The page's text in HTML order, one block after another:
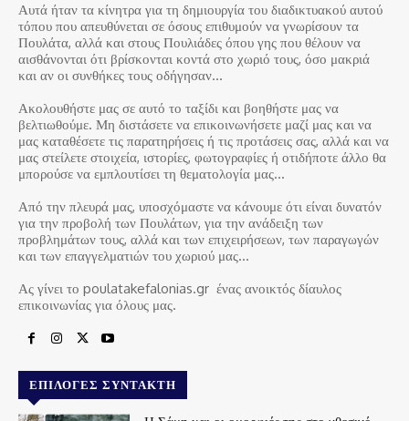
Αυτά ήταν τα κίνητρα για τη δημιουργία του διαδικτυακού αυτού
τόπου που απευθύνεται σε όσους επιθυμούν να γνωρίσουν τα
Πουλάτα, αλλά και στους Πουλιάδες όπου γης που θέλουν να
αισθάνονται ότι βρίσκονται κοντά στο χωριό τους, όσο μακριά
και αν οι συνθήκες τους οδήγησαν…
Ακολουθήστε μας σε αυτό το ταξίδι και βοηθήστε μας να
βελτιωθούμε. Μη διστάσετε να επικοινωνήσετε μαζί μας και να
μας καταθέσετε τις παρατηρήσεις ή τις προτάσεις σας, αλλά και να
μας στείλετε στοιχεία, ιστορίες, φωτογραφίες ή οτιδήποτε άλλο θα
μπορούσε να εμπλουτίσει τη θεματολογία μας…
Από την πλευρά μας, υποσχόμαστε να κάνουμε ότι είναι δυνατόν
για την προβολή των Πουλάτων, για την ανάδειξη των
προβλημάτων τους, αλλά και των επιχειρήσεων, των παραγωγών
και των επαγγελματιών του χωριού μας…
Ας γίνει το poulatakefalonias.gr ένας ανοικτός δίαυλος
επικοινωνίας για όλους μας.
ΕΠΙΛΟΓΈΣ ΣΥΝΤΆΚΤΗ